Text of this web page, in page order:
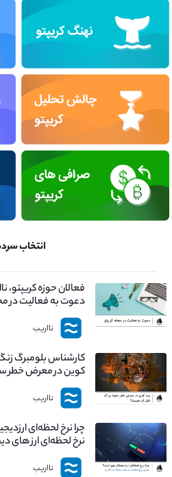
انتخاب
فعالان حوزه کریپتو،
دعوت به فعالیت در
نااریب
کارشناس بلومبرگ
کوین در معرض خطر
چیست؟
نااریب
چرا نرخ لحظه‌ای
نرخ لحظه‌ای ارز های
نااریب